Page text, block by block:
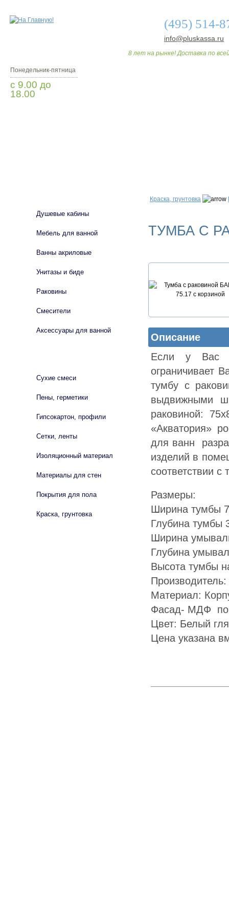
(495) 514-
info@pluskassa.ru
8 лет на рынке! Доставка по
Понедельник-пятница
с 9.00 до
18.00
Краска, грунтовка
ТУМБА С
Описание
Если у Вас
ограничивает
тумбу с
выдвижными
раковиной:
«Акватория»
для ванн
изделий в
соответствии с
Размеры:
Ширина тумбы
Глубина тумбы
Ширина
Глубина
Высота тумбы
Материал:
Фасад- МДФ
Цвет: Белый
Цена указана
Душевые кабины
Мебель для ванной
Ванны акриловые
Унитазы и биде
Раковины
Смесители
Аксессуары для ванной
Сухие смеси
Пены, герметики
Гипсокартон, профили
Сетки, ленты
Изоляционный материал
Материалы для стен
Покрытия для пола
Краска, грунтовка